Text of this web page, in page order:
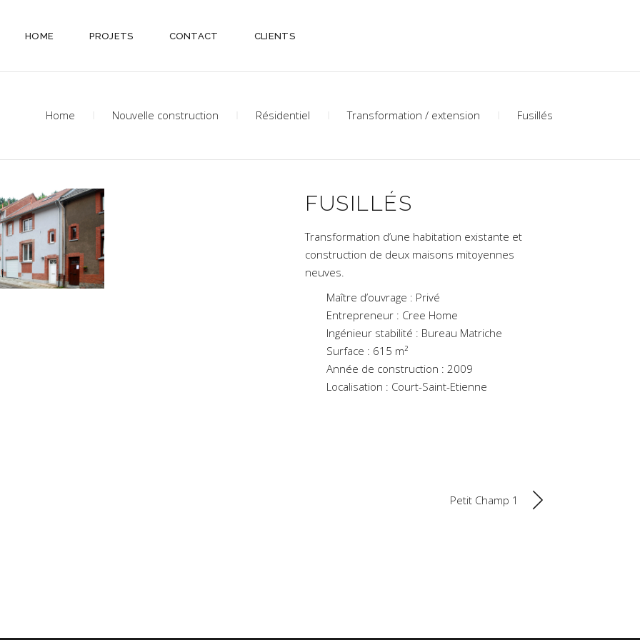
HOME PROJETS CONTACT CLIENTS
Home Nouvelle construction Résidentiel Transformation / extension Fusillés
FUSILLÉS
Transformation d’une habitation existante et
construction de deux maisons mitoyennes
neuves.
Maître d’ouvrage : Privé
Entrepreneur : Cree Home
Ingénieur stabilité : Bureau Matriche
Surface : 615 m²
Année de construction : 2009
Localisation : Court-Saint-Etienne
Petit Champ 1